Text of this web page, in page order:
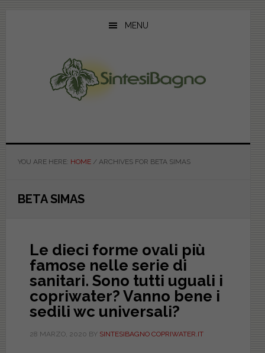
MENU
YOU ARE HERE: HOME /ARCHIVES FOR BETA SIMAS
BETA SIMAS
Le dieci forme ovali più
famose nelle serie di
sanitari. Sono tutti uguali i
copriwater? Vanno bene i
sedili wc universali?
28 MARZO, 2020 BY SINTESIBAGNO COPRIWATER.IT